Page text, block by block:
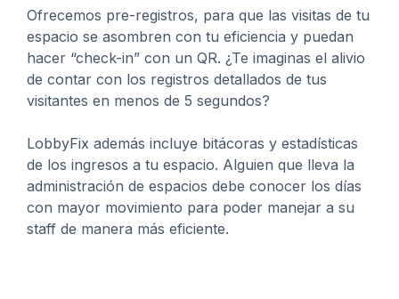
Ofrecemos pre-registros, para que las visitas de tu
espacio se asombren con tu eficiencia y puedan
hacer “check-in” con un QR. ¿Te imaginas el alivio
de contar con los registros detallados de tus
visitantes en menos de 5 segundos?
LobbyFix además incluye bitácoras y estadísticas
de los ingresos a tu espacio. Alguien que lleva la
administración de espacios debe conocer los días
con mayor movimiento para poder manejar a su
staff de manera más eficiente.